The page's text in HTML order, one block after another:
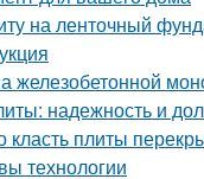
на ленточный
железобетонной
надежность и
класть плиты
технологии